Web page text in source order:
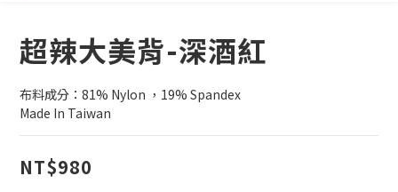
超辣大美背-深酒紅
布料成分：81% Nylon ，19% Spandex
Made In Taiwan
NT$980